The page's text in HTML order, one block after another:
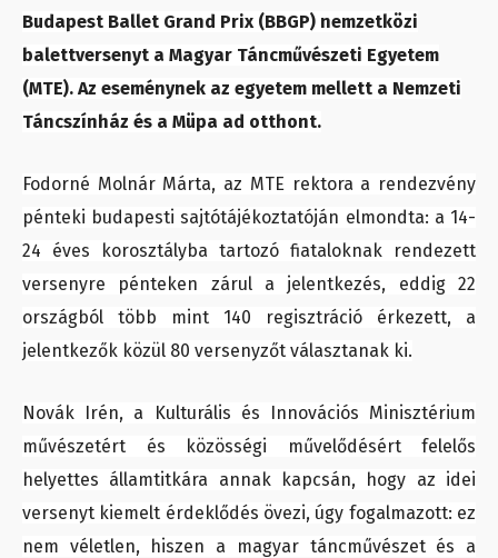
Budapest Ballet Grand Prix (BBGP) nemzetközi
balettversenyt a Magyar Táncművészeti Egyetem
(MTE). Az eseménynek az egyetem mellett a Nemzeti
Táncszínház és a Müpa ad otthont.
Fodorné Molnár Márta, az MTE rektora a rendezvény
pénteki budapesti sajtótájékoztatóján elmondta: a 14-
24 éves korosztályba tartozó fiataloknak rendezett
versenyre pénteken zárul a jelentkezés, eddig 22
országból több mint 140 regisztráció érkezett, a
jelentkezők közül 80 versenyzőt választanak ki.
Novák Irén, a Kulturális és Innovációs Minisztérium
művészetért és közösségi művelődésért felelős
helyettes államtitkára annak kapcsán, hogy az idei
versenyt kiemelt érdeklődés övezi, úgy fogalmazott: ez
nem véletlen, hiszen a magyar táncművészet és a